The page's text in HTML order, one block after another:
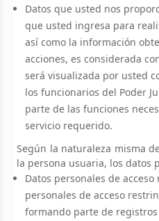
Datos que usted nos
que usted ingresa para
así como la información
acciones, es considerada
será visualizada por usted
los funcionarios del Poder
parte de las funciones
servicio requerido.
Según la naturaleza misma
la persona usuaria, los datos
Datos personales de
personales de acceso
formando parte de